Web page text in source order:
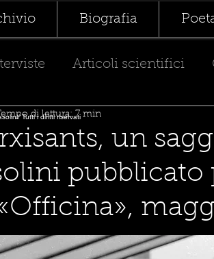
Biografia
Articoli scientifici
un
pubblicato
di lettura: 7 min
Tutti i diritti riservati